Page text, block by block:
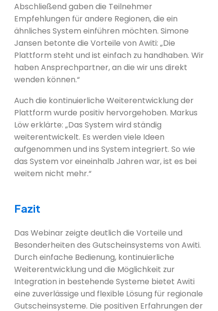
Abschließend gaben die Teilnehmer
Empfehlungen für andere Regionen, die ein
ähnliches System einführen möchten. Simone
Jansen betonte die Vorteile von Awiti: „Die
Plattform steht und ist einfach zu handhaben. Wir
haben Ansprechpartner, an die wir uns direkt
wenden können.“
Auch die kontinuierliche Weiterentwicklung der
Plattform wurde positiv hervorgehoben. Markus
Löw erklärte: „Das System wird ständig
weiterentwickelt. Es werden viele Ideen
aufgenommen und ins System integriert. So wie
das System vor eineinhalb Jahren war, ist es bei
weitem nicht mehr.“
Fazit
Das Webinar zeigte deutlich die Vorteile und
Besonderheiten des Gutscheinsystems von Awiti.
Durch einfache Bedienung, kontinuierliche
Weiterentwicklung und die Möglichkeit zur
Integration in bestehende Systeme bietet Awiti
eine zuverlässige und flexible Lösung für regionale
Gutscheinsysteme. Die positiven Erfahrungen der